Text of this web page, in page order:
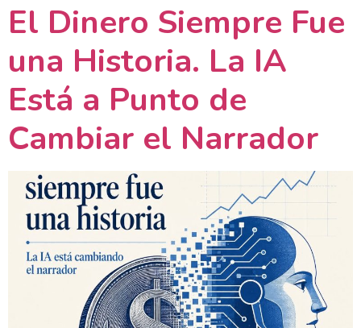
El Dinero Siempre Fue
una Historia. La IA
Está a Punto de
Cambiar el Narrador